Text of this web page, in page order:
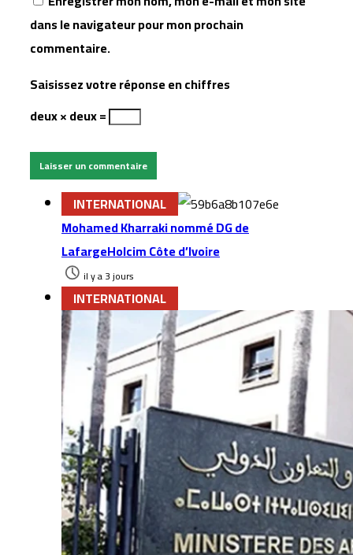
dans le navigateur pour mon prochain
commentaire.
Saisissez votre réponse en chiffres
deux × deux =
INTERNATIONAL
Mohamed Kharraki nommé DG de
LafargeHolcim Côte d’Ivoire
il y a 3 jours
INTERNATIONAL